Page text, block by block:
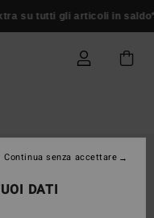
su tutti gli articoli in saldo*
DATI
Continua senza accettare